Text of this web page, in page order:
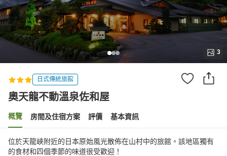
3
日式傳統旅館
奧天龍不動溫泉佐和屋
概覽 房間及住宿方案 評價 基本資訊
位於天龍峽附近的日本原始風光散佈在山村中的旅館。該地區獨有
的食材和四個季節的味道很受歡迎！